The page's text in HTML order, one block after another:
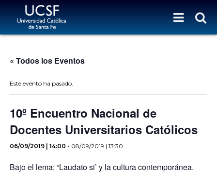
« Todos los Eventos
Este evento ha pasado.
10º Encuentro Nacional de
Docentes Universitarios Católicos
06/09/2019 | 14:00 - 08/09/2019 | 13:30
Bajo el lema: “Laudato si’ y la cultura contemporánea.